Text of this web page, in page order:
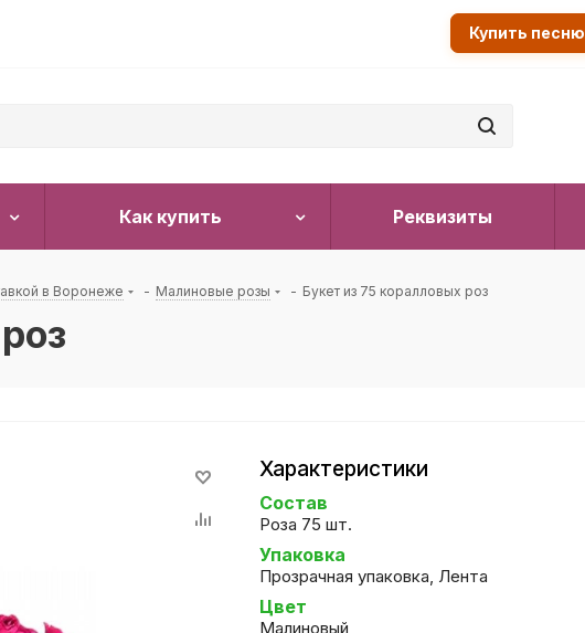
Купить песню
Как купить Реквизиты
в Воронеже - Малиновые розы - Букет из 75 коралловых роз
Характеристики
Состав
Роза 75 шт.
Упаковка
Прозрачная упаковка, Лента
Цвет
Малиновый